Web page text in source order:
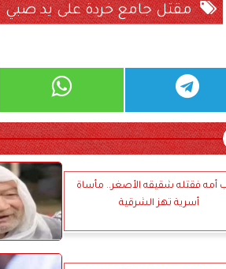
مقتل جامع خردة على يد صبي
أمه فقتله شقيقه الأصغر.. مأساة
أسرية تهز الشرقية